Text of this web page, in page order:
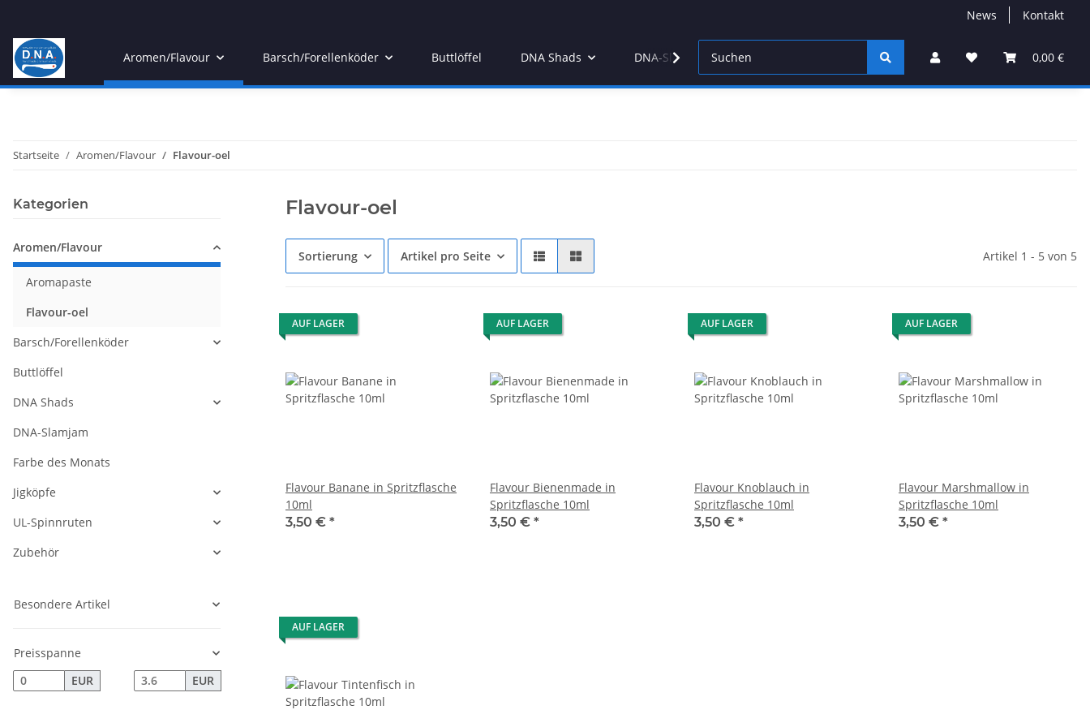
News Kontakt
0,00 €
Aromen/Flavour Barsch/Forellenköder Buttlöffel DNA Shads DNA-Slamjam Farbe des Monats Jigköpfe UL-Spinnruten
Startseite Aromen/Flavour Flavour-oel
Flavour-oel
Sortierung Artikel pro Seite Artikel 1 - 5 von 5
AUF LAGER
Flavour Banane in Spritzflasche
10ml
3,50 € *
AUF LAGER
Flavour Bienenmade in
Spritzflasche 10ml
3,50 € *
AUF LAGER
Flavour Knoblauch in
Spritzflasche 10ml
3,50 € *
AUF LAGER
Flavour Marshmallow in
Spritzflasche 10ml
3,50 € *
AUF LAGER
Kategorien
Aromen/Flavour
Aromapaste
Flavour-oel
Barsch/Forellenköder
Buttlöffel
DNA Shads
DNA-Slamjam
Farbe des Monats
Jigköpfe
UL-Spinnruten
Zubehör
Besondere Artikel
Preisspanne
EUR
EUR